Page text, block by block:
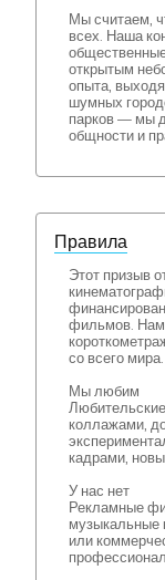
Мы считаем,
всех. Наша
открытым
опыта,
шумных
парков — мы
общности и
Правила
Этот призыв
фильмов.
со всего мира.
Мы любим
коллажами,
кадрами,
У нас нет
Рекламные
музыкальные
или